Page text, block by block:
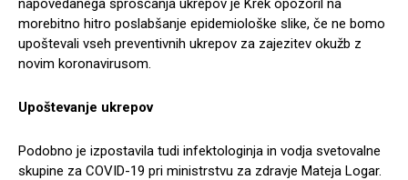
morebitno hitro poslabšanje epidemiološke slike, če ne bomo
upoštevali vseh preventivnih ukrepov za zajezitev okužb z
novim koronavirusom.
Upoštevanje ukrepov
Podobno je izpostavila tudi infektologinja in vodja svetovalne
skupine za COVID-19 pri ministrstvu za zdravje Mateja Logar.